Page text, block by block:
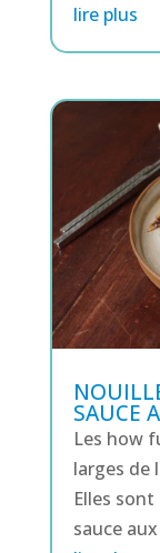
lire plus
SAUCE
Les how
larges de
Elles
sauce